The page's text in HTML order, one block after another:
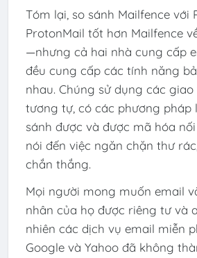
Tóm lại, so sánh Mailfence với
ProtonMail tốt hơn Mailfence
—nhưng cả hai nhà cung cấp
đều cung cấp các tính năng
nhau. Chúng sử dụng các
tương tự, có các phương pháp
sánh được và được mã hóa
nói đến việc ngăn chặn thư
chắn thắng.
Mọi người mong muốn email
nhân của họ được riêng tư và
nhiên các dịch vụ email miễn
Google và Yahoo đã không